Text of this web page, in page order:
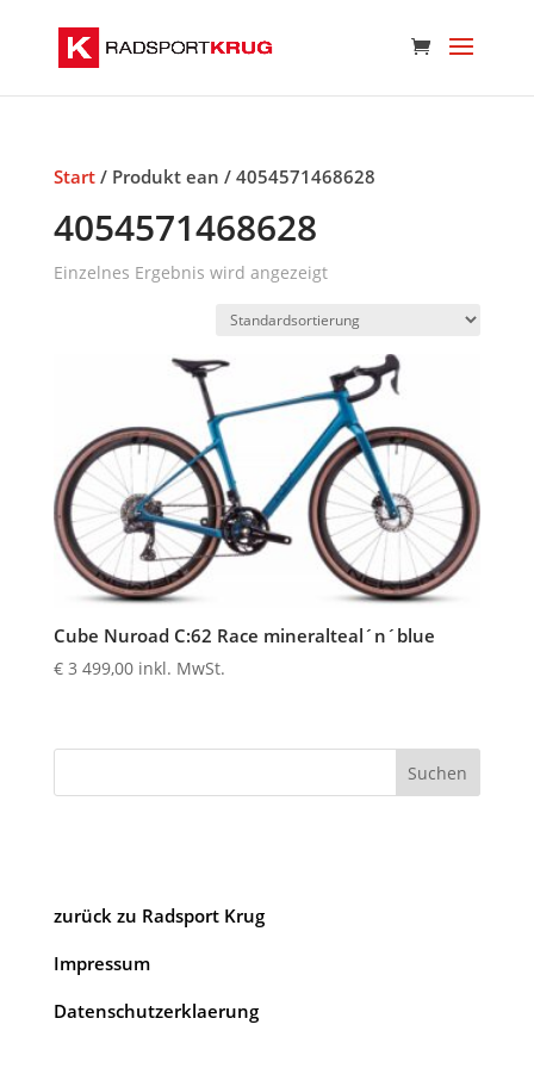
Start/ Produkt ean / 4054571468628
4054571468628
Einzelnes Ergebnis wird angezeigt
Cube Nuroad C:62 Race mineralteal´n´blue
€3 499,00 inkl. MwSt.
Suchen
zurück zu Radsport Krug
Impressum
Datenschutzerklaerung